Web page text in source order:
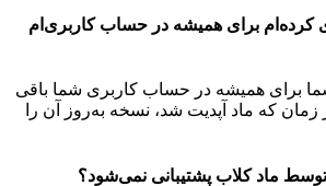
کرده‌ام برای همیشه در حساب‌ کاربری‌ام
برای همیشه در حساب کاربری شما باقی
زمان که ماد آپدیت شد، نسخه به‌روز آن را
ماد کلاب پشتیبانی نمی‌شود؟